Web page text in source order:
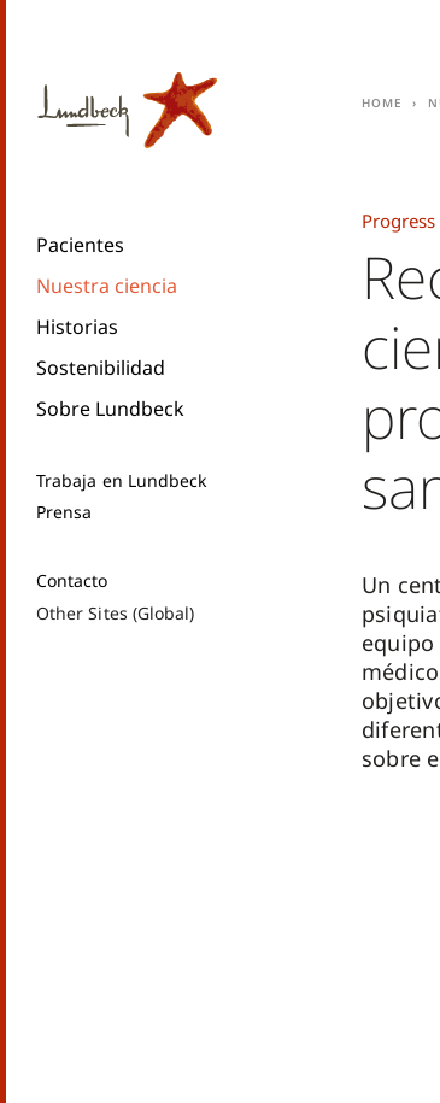
Pacientes
Nuestra ciencia
Historias
Sostenibilidad
Sobre Lundbeck
Trabaja en Lundbeck
Prensa
Contacto
Other Sites (Global)
Home
Un
equipo
sobre